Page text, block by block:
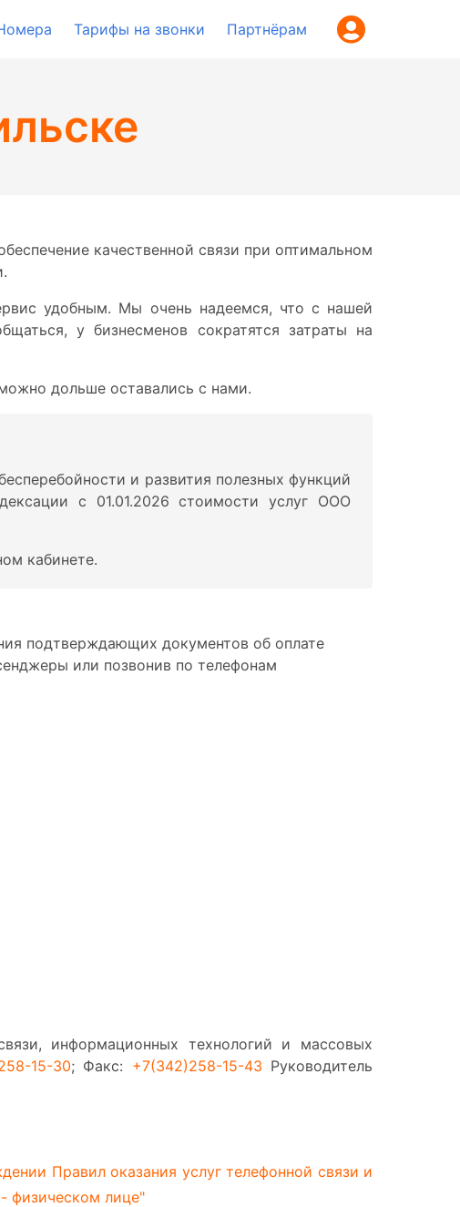
Тарифы на звонки Партнёрам
качественной связи при оптимальном
удобным. Мы очень надеемся, что с нашей
у бизнесменов сократятся затраты на
дольше оставались с нами.
и развития полезных функций
с 01.01.2026 стоимости услуг ООО
кабинете.
подтверждающих документов об оплате
или позвонив по телефонам
информационных технологий и массовых
15-30; Факс: +7(342)258-15-43 Руководитель
Правил оказания услуг телефонной связи и
физическом лице"